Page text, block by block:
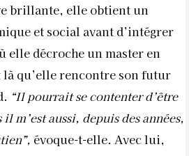
brillante, elle obtient un
et social avant d’intégrer
elle décroche un master en
là qu’elle rencontre son futur
“Il pourrait se contenter d’être
m’est aussi, depuis des années,
évoque-t-elle. Avec lui,